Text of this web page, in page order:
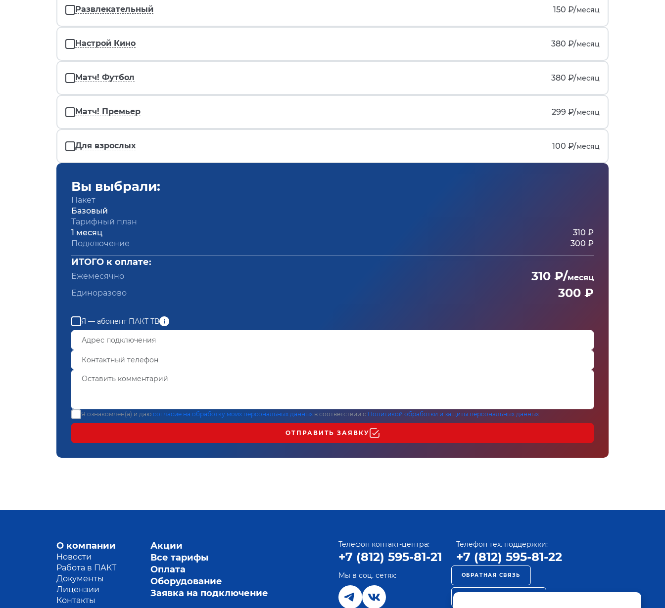
Развлекательный 150 ₽/месяц
Настрой Кино 380 ₽/месяц
Матч! Футбол 380 ₽/месяц
Матч! Премьер 299 ₽/месяц
Для взрослых 100 ₽/месяц
Вы выбрали:
Пакет
Базовый
Тарифный план
1 месяц
310 ₽
Подключение
300 ₽
ИТОГО к оплате:
Ежемесячно 310 ₽/месяц
Единоразово
300 ₽
Я — абонент ПАКТ ТВ
Я ознакомлен(а) и даю согласие на обработку моих персональных данных в соответствии с Политикой обработки и защиты персональных данных
ОТПРАВИТЬ ЗАЯВКУ
О компании
Новости
Работа в ПАКТ
Документы
Лицензии
Контакты
Акции
Все тарифы
Оплата
Оборудование
Заявка на подключение
Телефон контакт-центра:
+7 (812) 595-81-21
Телефон тех. поддержки:
+7 (812) 595-81-22
Мы в соц. сетях: ОБРАТНАЯ СВЯЗЬ